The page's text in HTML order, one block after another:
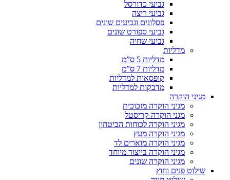
גביעי כדורסל
גביעי ריצה
פסלונים וגביעים שונים
גביעי ספורט שונים
גביעי שחיה
מדליות
מדליות 5 ס”מ
מדליות 7 ס”מ
קופסאות למדליות
מדבקות למדליות
מגיני הוקרה
מגיני הוקרה מזכוכית
מגני הוקרה קריסטל
מגיני הוקרה לכוחות הביטחון
מגיני הוקרה מעץ
מגיני הוקרה מוארים לד
מגיני הוקרה בייצור מיוחד
מגיני הוקרה שונים
שילוט פנים וחוץ